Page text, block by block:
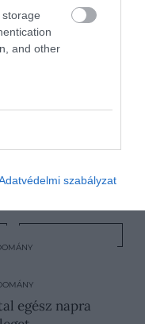
and other
szabályzat
a Nagy
egyben azt is
ősi,
is
legkorábbi
mentheti meg
egész napra